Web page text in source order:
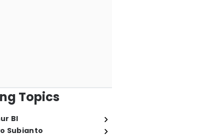
Topics
BI
Subianto